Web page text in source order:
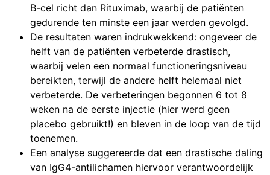
B-cel richt dan Rituximab, waarbij de patiënten
gedurende ten minste een jaar werden gevolgd.
De resultaten waren indrukwekkend: ongeveer de
helft van de patiënten verbeterde drastisch,
waarbij velen een normaal functioneringsniveau
bereikten, terwijl de andere helft helemaal niet
verbeterde. De verbeteringen begonnen 6 tot 8
weken na de eerste injectie (hier werd geen
placebo gebruikt!) en bleven in de loop van de tijd
toenemen.
Een analyse suggereerde dat een drastische daling
van IgG4-antilichamen hiervoor verantwoordelijk